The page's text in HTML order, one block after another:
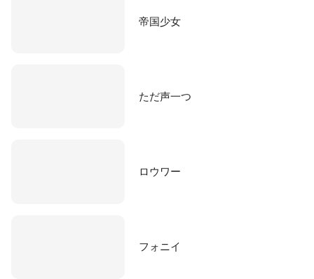
帝国少女
ただ声一つ
ロウワー
フォニイ